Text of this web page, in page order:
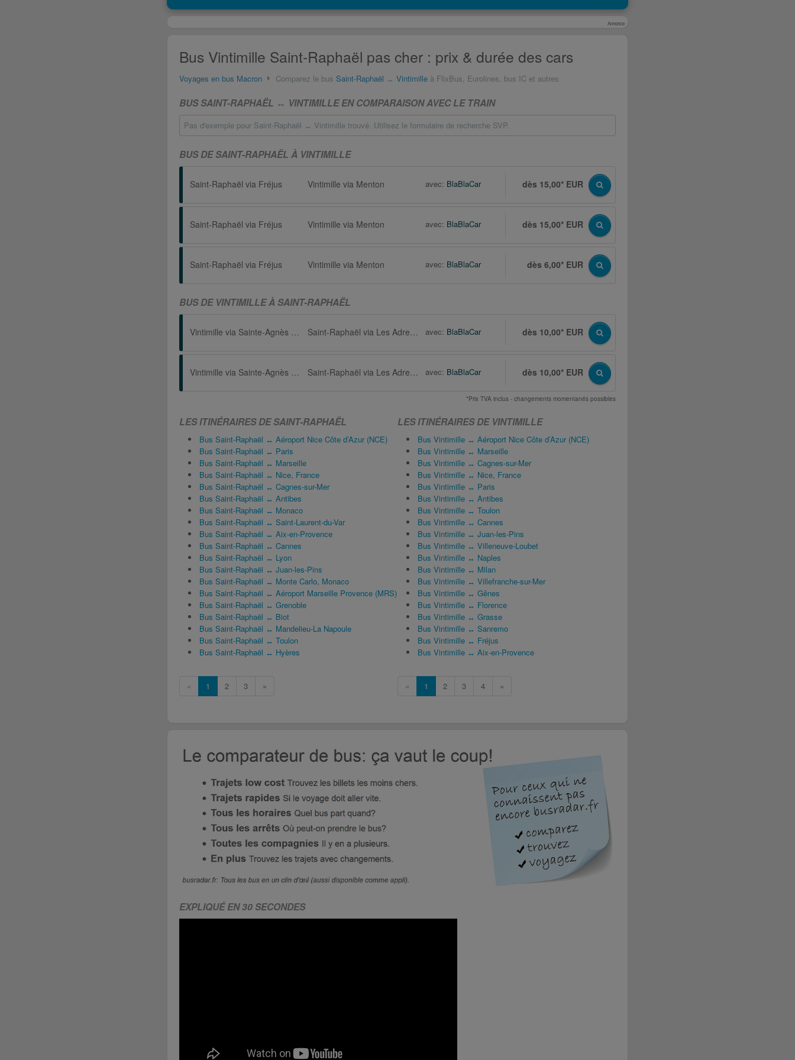
Annonce
Bus Vintimille Saint-Raphaël pas cher : prix & durée des cars
Voyages en bus Macron Comparez le bus Saint-Raphaël ↔ Vintimille à FlixBus, Eurolines, bus IC et autres
BUS SAINT-RAPHAËL ↔ VINTIMILLE EN COMPARAISON AVEC LE TRAIN
Pas d'exemple pour Saint-Raphaël ↔ Vintimille trouvé. Utilisez le formulaire de recherche SVP.
BUS DE SAINT-RAPHAËL À VINTIMILLE
Saint-Raphaël via Fréjus Vintimille via Menton avec: BlaBlaCar dès 15,00* EUR
Saint-Raphaël via Fréjus Vintimille via Menton avec: BlaBlaCar dès 15,00* EUR
Saint-Raphaël via Fréjus Vintimille via Menton avec: BlaBlaCar dès 6,00* EUR
BUS DE VINTIMILLE À SAINT-RAPHAËL
Vintimille via Sainte-Agnès (Alpes-Maritimes) Saint-Raphaël via Les Adrets-de-l'Estérel avec: BlaBlaCar dès 10,00* EUR
Vintimille via Sainte-Agnès (Alpes-Maritimes) Saint-Raphaël via Les Adrets-de-l'Estérel avec: BlaBlaCar dès 10,00* EUR
*Prix TVA inclus - changements momentanés possibles
LES ITINÉRAIRES DE SAINT-RAPHAËL
Bus Saint-Raphaël ↔ Aéroport Nice Côte d’Azur (NCE)
Bus Saint-Raphaël ↔ Paris
Bus Saint-Raphaël ↔ Marseille
Bus Saint-Raphaël ↔ Nice, France
Bus Saint-Raphaël ↔ Cagnes-sur-Mer
Bus Saint-Raphaël ↔ Antibes
Bus Saint-Raphaël ↔ Monaco
Bus Saint-Raphaël ↔ Saint-Laurent-du-Var
Bus Saint-Raphaël ↔ Aix-en-Provence
Bus Saint-Raphaël ↔ Cannes
Bus Saint-Raphaël ↔ Lyon
Bus Saint-Raphaël ↔ Juan-les-Pins
Bus Saint-Raphaël ↔ Monte Carlo, Monaco
Bus Saint-Raphaël ↔ Aéroport Marseille Provence (MRS)
Bus Saint-Raphaël ↔ Grenoble
Bus Saint-Raphaël ↔ Biot
Bus Saint-Raphaël ↔ Mandelieu-La Napoule
Bus Saint-Raphaël ↔ Toulon
Bus Saint-Raphaël ↔ Hyères
« 1 2 3 »
LES ITINÉRAIRES DE VINTIMILLE
Bus Vintimille ↔ Aéroport Nice Côte d’Azur (NCE)
Bus Vintimille ↔ Marseille
Bus Vintimille ↔ Cagnes-sur-Mer
Bus Vintimille ↔ Nice, France
Bus Vintimille ↔ Paris
Bus Vintimille ↔ Antibes
Bus Vintimille ↔ Toulon
Bus Vintimille ↔ Cannes
Bus Vintimille ↔ Juan-les-Pins
Bus Vintimille ↔ Villeneuve-Loubet
Bus Vintimille ↔ Naples
Bus Vintimille ↔ Milan
Bus Vintimille ↔ Villefranche-sur-Mer
Bus Vintimille ↔ Gênes
Bus Vintimille ↔ Florence
Bus Vintimille ↔ Grasse
Bus Vintimille ↔ Sanremo
Bus Vintimille ↔ Fréjus
Bus Vintimille ↔ Aix-en-Provence
« 1 2 3 4 »
EXPLIQUÉ EN 30 SECONDES